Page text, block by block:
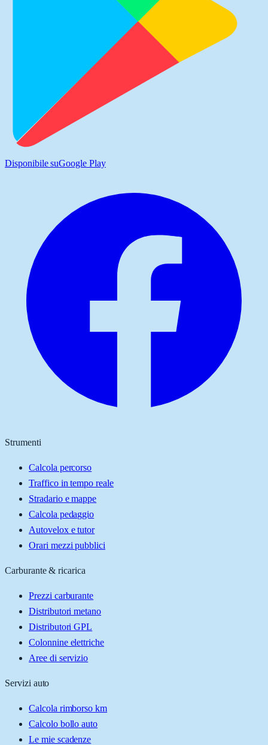
Disponibile suGoogle Play
Strumenti
Calcola percorso
Traffico in tempo reale
Stradario e mappe
Calcola pedaggio
Autovelox e tutor
Orari mezzi pubblici
Carburante & ricarica
Prezzi carburante
Distributori metano
Distributori GPL
Colonnine elettriche
Aree di servizio
Servizi auto
Calcola rimborso km
Calcolo bollo auto
Le mie scadenze